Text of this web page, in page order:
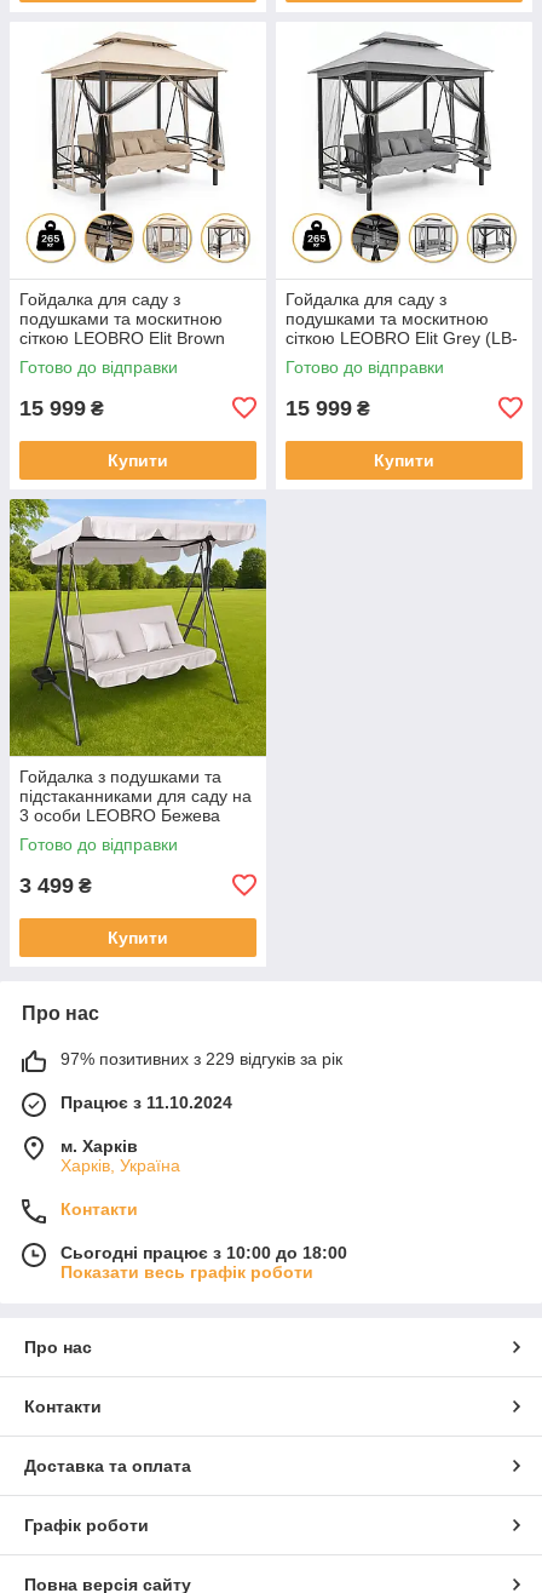
Гойдалка для саду з
подушками та москитною
сіткою LEOBRO Elit Brown
(LB-1097)
Готово до відправки
15 999 ₴
Купити
Гойдалка для саду з
подушками та москитною
сіткою LEOBRO Elit Grey (LB-
1098)
Готово до відправки
15 999 ₴
Купити
Гойдалка з подушками та
підстаканниками для саду на
3 особи LEOBRO Бежева
(LB-SW3-D2-BEI)
Готово до відправки
3 499 ₴
Купити
Про нас
97% позитивних з 229 відгуків за рік
Працює з 11.10.2024
м. Харків
Харків, Україна
Контакти
Сьогодні працює з 10:00 до 18:00
Показати весь графік роботи
Про нас
Контакти
Доставка та оплата
Графік роботи
Повна версія сайту